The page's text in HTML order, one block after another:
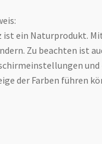
ist ein Naturprodukt.
Zu beachten ist
und
der Farben führen